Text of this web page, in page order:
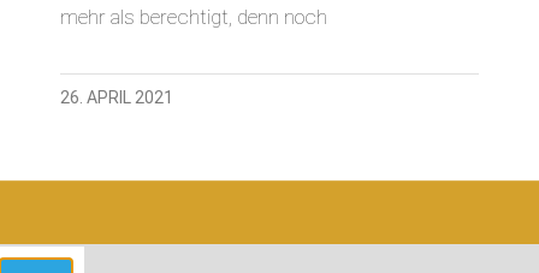
mehr als berechtigt, denn noch
26. APRIL 2021